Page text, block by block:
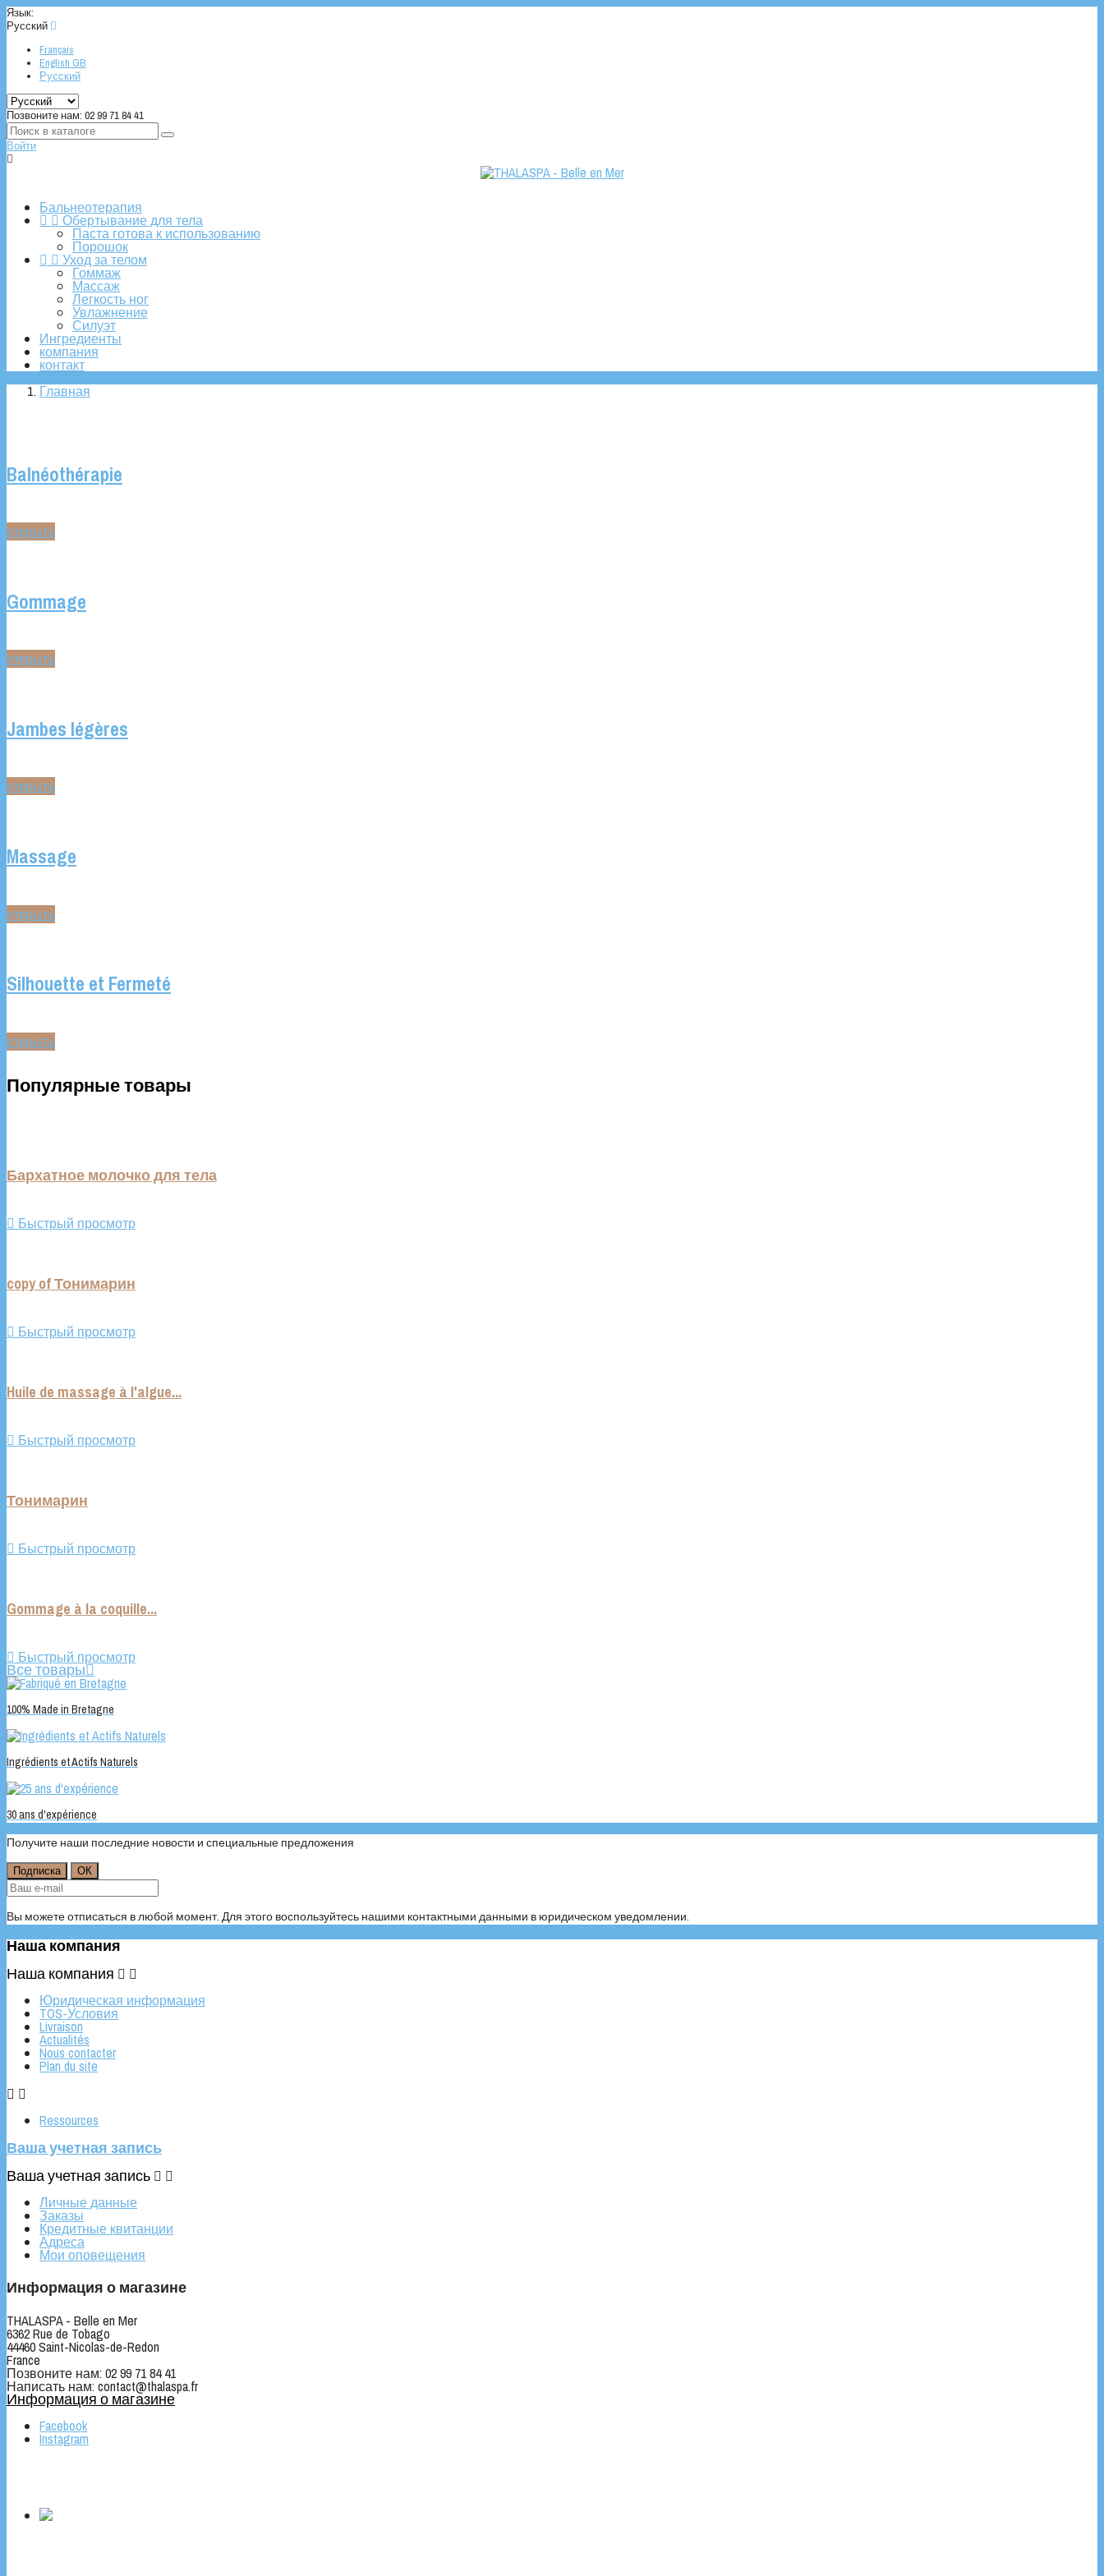
Язык:
Русский 
Français
English GB
Русский
Позвоните нам: 02 99 71 84 41
Войти

Бальнеотерапия
  Обертывание для тела
Паста готова к использованию
Порошок
  Уход за телом
Гоммаж
Массаж
Легкость ног
Увлажнение
Силуэт
Ингредиенты
компания
контакт
Главная
Balnéothérapie
открыть
Gommage
открыть
Jambes légères
открыть
Massage
открыть
Silhouette et Fermeté
открыть
Популярные товары
Бархатное молочко для тела
 Быстрый просмотр
copy of Тонимарин
 Быстрый просмотр
Huile de massage à l'algue...
 Быстрый просмотр
Тонимарин
 Быстрый просмотр
Gommage à la coquille...
 Быстрый просмотр
Все товары
100% Made in Bretagne
Ingrédients et Actifs Naturels
30 ans d'expérience
Получите наши последние новости и специальные предложения
Вы можете отписаться в любой момент. Для этого воспользуйтесь нашими контактными данными в юридическом уведомлении.
Наша компания
Наша компания  
Юридическая информация
TOS-Условия
Livraison
Actualités
Nous contacter
Plan du site
 
Ressources
Ваша учетная запись
Ваша учетная запись  
Личные данные
Заказы
Кредитные квитанции
Адреса
Мои оповещения
Информация о магазине
THALASPA - Belle en Mer
6362 Rue de Tobago
44460 Saint-Nicolas-de-Redon
France
Позвоните нам: 02 99 71 84 41
Написать нам: contact@thalaspa.fr
Информация о магазине
Facebook
Instagram